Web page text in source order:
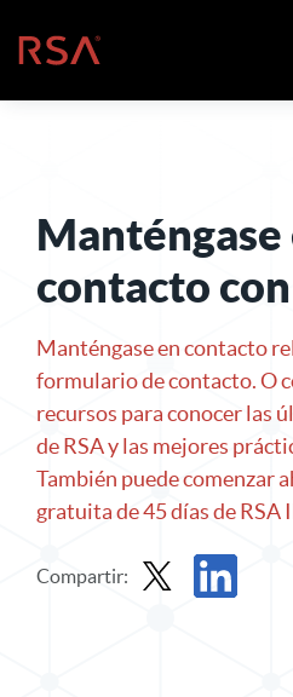
Inicio
Manténgase
contacto
Manténgase en contacto
formulario de contacto. O
recursos para conocer las
de RSA y las mejores
También puede comenzar
gratuita de 45 días de RSA
Compartir: